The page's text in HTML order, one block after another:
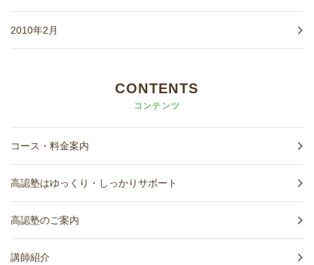
2010年2月
CONTENTS
コンテンツ
コース・料金案内
高認塾はゆっくり・しっかりサポート
高認塾のご案内
講師紹介